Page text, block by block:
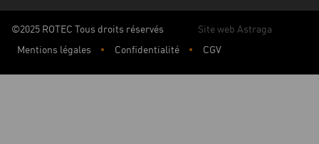
©2025 ROTEC Tous droits réservés
Site web Astraga
Mentions légales
Confidentialité CGV